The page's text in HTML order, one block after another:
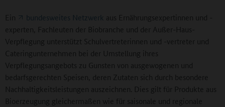
Ein bundesweites Netzwerk aus Ernährungsexpertinnen und -
experten, Fachleuten der Biobranche und der Außer-Haus-
Verpflegung unterstützt Schulvertreterinnen und -vertreter und
Cateringunternehmen bei der Umstellung ihres
Verpflegungsangebots zu Gunsten von ausgewogenen und
bedarfsgerechten Speisen, deren Zutaten sich durch besondere
Nachhaltigkeitsleistungen auszeichnen. Dies gilt für Produkte aus
Bioerzeugung gleichermaßen wie für saisonale und regionale